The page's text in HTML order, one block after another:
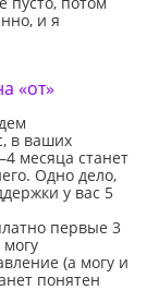
и я
«от»
в ваших
месяца станет
Одно дело,
у вас 5
первые 3
(а могу и
понятен